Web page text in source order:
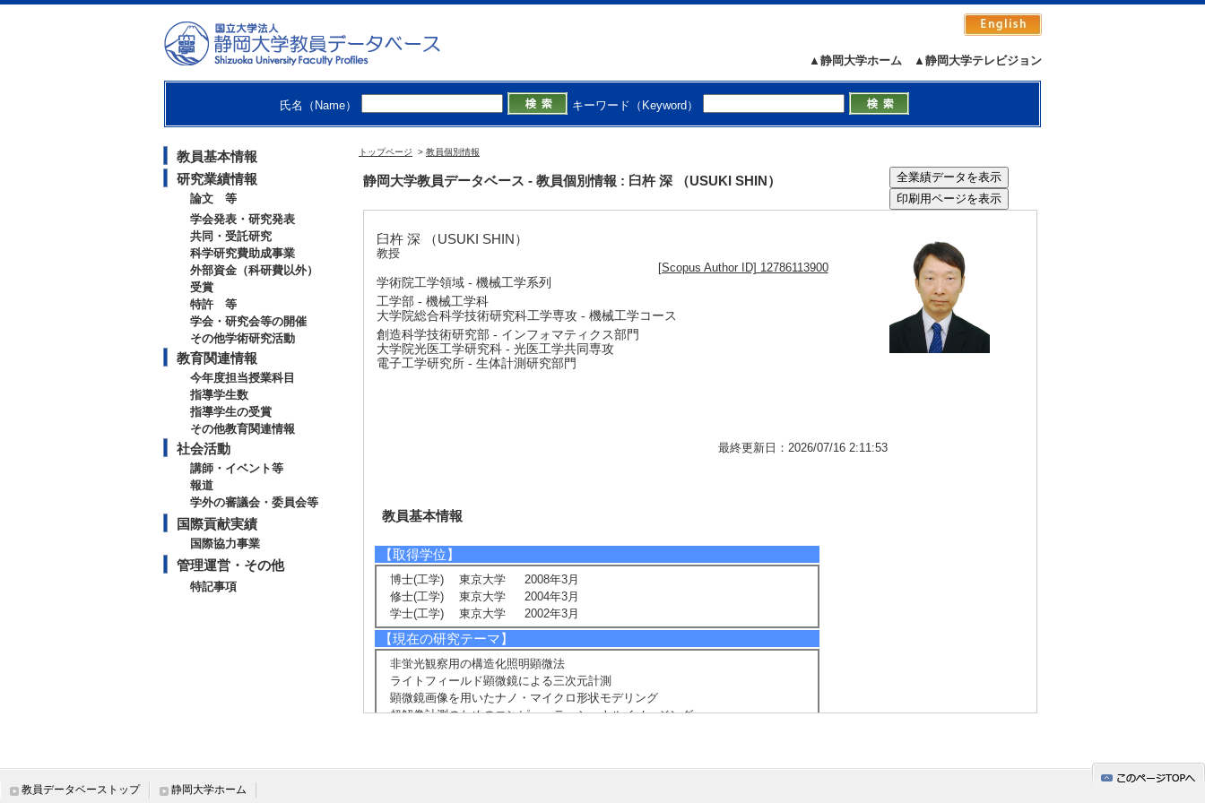
▲静岡大学テレビジョン
▲静岡大学ホーム
氏名（Name） キーワード（Keyword）
教員基本情報
研究業績情報
論文 等
学会発表・研究発表
共同・受託研究
科学研究費助成事業
外部資金（科研費以外）
受賞
特許 等
学会・研究会等の開催
その他学術研究活動
教育関連情報
今年度担当授業科目
指導学生数
指導学生の受賞
その他教育関連情報
社会活動
講師・イベント等
報道
学外の審議会・委員会等
国際貢献実績
国際協力事業
管理運営・その他
特記事項
トップページ > 教員個別情報
静岡大学教員データベース - 教員個別情報 : 臼杵 深 （USUKI SHIN）
臼杵 深 （USUKI SHIN）
教授
[Scopus Author ID] 12786113900
学術院工学領域 - 機械工学系列
工学部 - 機械工学科
大学院総合科学技術研究科工学専攻 - 機械工学コース
創造科学技術研究部 - インフォマティクス部門
大学院光医工学研究科 - 光医工学共同専攻
電子工学研究所 - 生体計測研究部門
最終更新日：2026/07/16 2:11:53
教員基本情報
【取得学位】
博士(工学) 東京大学 2008年3月
修士(工学) 東京大学 2004年3月
学士(工学) 東京大学 2002年3月
【現在の研究テーマ】
非蛍光観察用の構造化照明顕微法
ライトフィールド顕微鏡による三次元計測
顕微鏡画像を用いたナノ・マイクロ形状モデリング
超解像計測のためのコンピューテーショナルイメージング
構造化照明顕微法, スパースデコンボリューション, 白色干渉顕微法, ライトフ
教員データベーストップ 静岡大学ホーム